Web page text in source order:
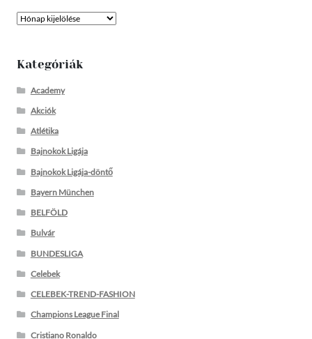
Archívum
Kategóriák
Academy
Akciók
Atlétika
Bajnokok Ligája
Bajnokok Ligája-döntő
Bayern München
BELFÖLD
Bulvár
BUNDESLIGA
Celebek
CELEBEK-TREND-FASHION
Champions League Final
Cristiano Ronaldo